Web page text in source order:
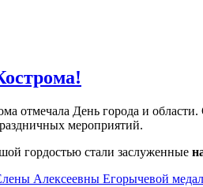
отмечала День города и
мероприятий.
гордостью стали заслуженные
Алексеевны Егорычевой